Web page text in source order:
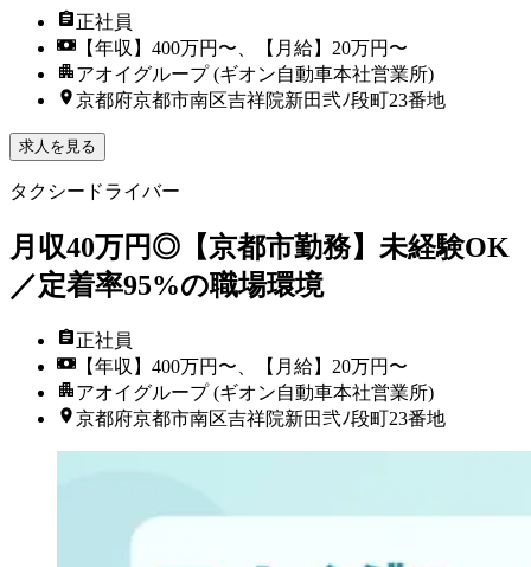
正社員
【年収】400万円〜、【月給】20万円〜
アオイグループ (ギオン自動車本社営業所)
京都府京都市南区吉祥院新田弐ﾉ段町23番地
求人を見る
タクシードライバー
月収40万円◎【京都市勤務】未経験OK
／定着率95%の職場環境
正社員
【年収】400万円〜、【月給】20万円〜
アオイグループ (ギオン自動車本社営業所)
京都府京都市南区吉祥院新田弐ﾉ段町23番地